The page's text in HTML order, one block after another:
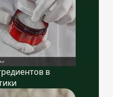
в